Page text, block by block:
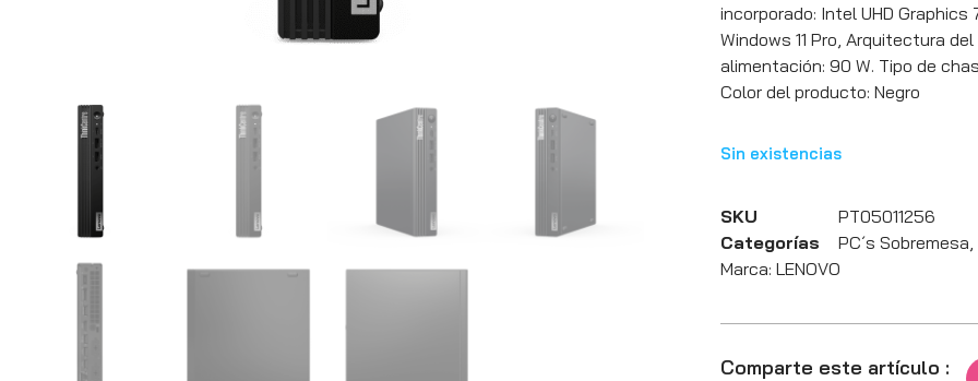
incorporado: Intel UHD
Windows 11 Pro, Arquitectura
alimentación: 90 W. Tipo de
Color del producto: Negro
Sin existencias
SKU
PT05011256
Categorías
PC´s Sobremesa,
Marca: LENOVO
Comparte este artículo :